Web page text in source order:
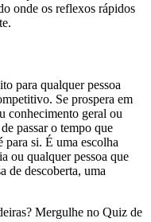
onde os reflexos rápidos
para qualquer pessoa
Se prospera em
conhecimento geral ou
passar o tempo que
para si. É uma escolha
ou qualquer pessoa que
de descoberta, uma
Mergulhe no Quiz de